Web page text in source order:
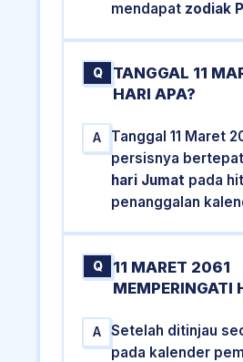
mendapat zodiak
Q
TANGGAL 11
HARI APA?
A
Tanggal 11 Maret
persisnya
hari Jumat pada
penanggalan
Q
11 MARET 2061
MEMPERINGATI
A
Setelah ditinjau
pada kalender